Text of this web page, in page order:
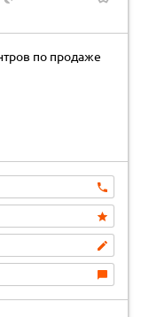
по продаже